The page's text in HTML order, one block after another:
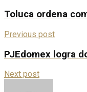
Toluca ordena
Previous post
PJEdomex logra
Next post